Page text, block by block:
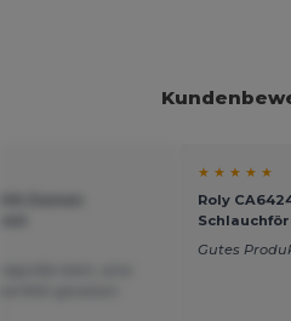
★ ★ ★ ★ ★
Roly
Gutes